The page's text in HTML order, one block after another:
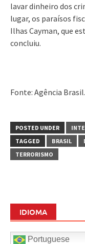
lavar dinheiro dos
lugar, os paraísos
Ilhas Cayman, que
concluiu.
Fonte: Agência Brasil.
POSTED UNDER
TAGGED
BRASIL
TERRORISMO
IDIOMA
Portuguese